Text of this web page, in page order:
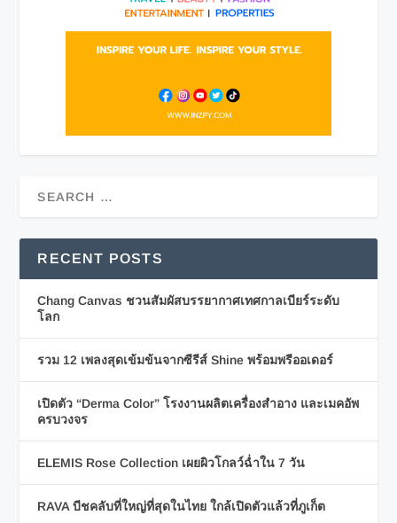
RECENT POSTS
Chang Canvas ชวนสัมผัสบรรยากาศเทศกาลเบียร์ระดับ
โลก
รวม 12 เพลงสุดเข้มข้นจากซีรีส์ Shine พร้อมพรีออเดอร์
เปิดตัว “Derma Color” โรงงานผลิตเครื่องสำอาง และเมคอัพ
ครบวงจร
ELEMIS Rose Collection เผยผิวโกลว์ฉ่ำใน 7 วัน
RAVA บีชคลับที่ใหญ่ที่สุดในไทย ใกล้เปิดตัวแล้วที่ภูเก็ต